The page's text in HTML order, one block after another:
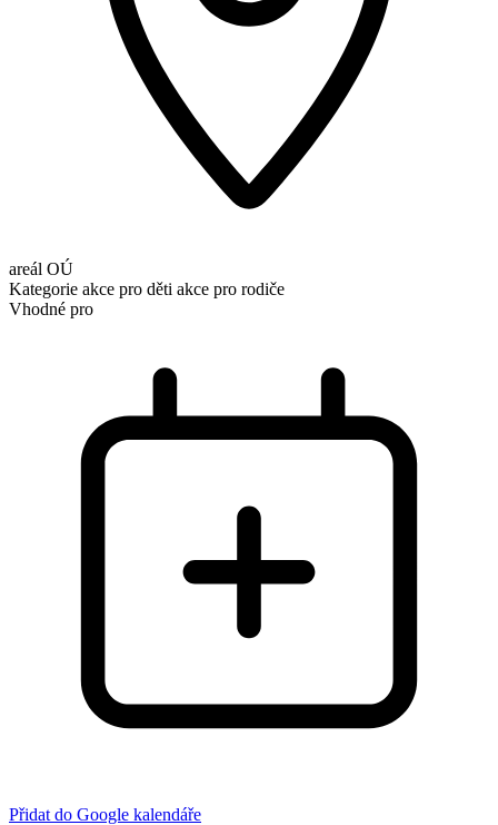
areál OÚ
Kategorie akce pro děti akce pro rodiče
Vhodné pro
Přidat do Google kalendáře